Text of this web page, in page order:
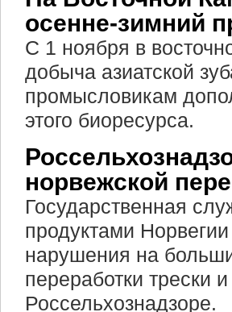
осенне-зимний
С 1 ноября в
добыча азиатской
промысловикам
этого биоресурса.
норвежской
Государственная
продуктами
нарушения на
переработки трески
Россельхознадзоре.